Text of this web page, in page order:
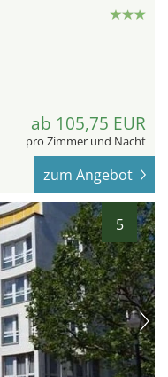
ab 105,75 EUR
pro Zimmer und Nacht
zum Angebot
5